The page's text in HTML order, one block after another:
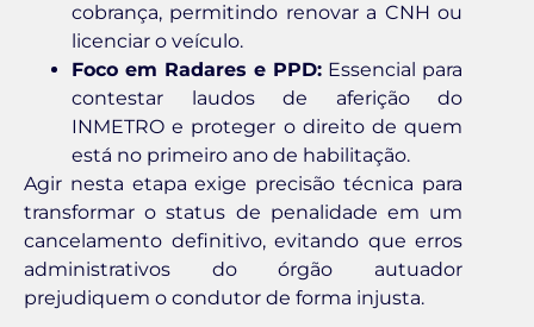
cobrança, permitindo renovar a CNH ou
licenciar o veículo.
Foco em Radares e PPD: Essencial para
contestar laudos de aferição do
INMETRO e proteger o direito de quem
está no primeiro ano de habilitação.
Agir nesta etapa exige precisão técnica para
transformar o status de penalidade em um
cancelamento definitivo, evitando que erros
administrativos do órgão autuador
prejudiquem o condutor de forma injusta.